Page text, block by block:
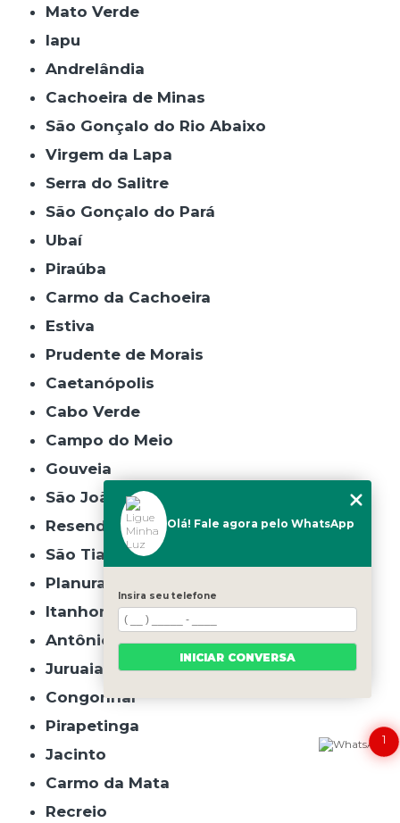
Mato Verde
Iapu
Andrelândia
Cachoeira de Minas
São Gonçalo do Rio Abaixo
Virgem da Lapa
Serra do Salitre
São Gonçalo do Pará
Ubaí
Piraúba
Carmo da Cachoeira
Estiva
Prudente de Morais
Caetanópolis
Cabo Verde
Campo do Meio
Gouveia
São João do Manhuaçu
Resende Costa
São Tiago
Planura
Itanhomi
Antônio Carlos
Juruaia
Congonhal
Pirapetinga
Jacinto
Carmo da Mata
Recreio
1
Olá! Fale agora pelo WhatsApp
Insira seu telefone
INICIAR CONVERSA